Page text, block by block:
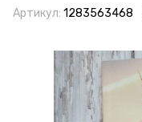
Артикул: 1283563468